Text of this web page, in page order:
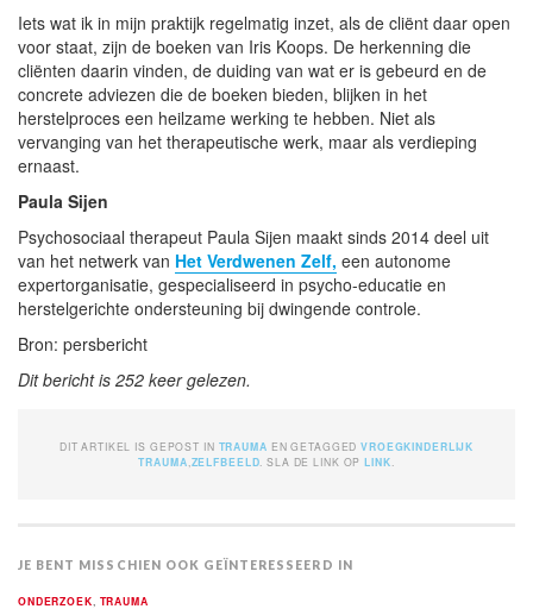
Iets wat ik in mijn praktijk regelmatig inzet, als de cliënt daar open
voor staat, zijn de boeken van Iris Koops. De herkenning die
cliënten daarin vinden, de duiding van wat er is gebeurd en de
concrete adviezen die de boeken bieden, blijken in het
herstelproces een heilzame werking te hebben. Niet als
vervanging van het therapeutische werk, maar als verdieping
ernaast.
Paula Sijen
Psychosociaal therapeut Paula Sijen maakt sinds 2014 deel uit
van het netwerk van Het Verdwenen Zelf, een autonome
expertorganisatie, gespecialiseerd in psycho-educatie en
herstelgerichte ondersteuning bij dwingende controle.
Bron: persbericht
Dit bericht is 252 keer gelezen.
DIT ARTIKEL IS GEPOST IN TRAUMA EN GETAGGEDVROEGKINDERLIJK
TRAUMA ZELFBEELD . SLA DE LINK OPLINK
JE BENT MISSCHIEN OOK GEÏNTERESSEERD IN
ONDERZOEK TRAUMA